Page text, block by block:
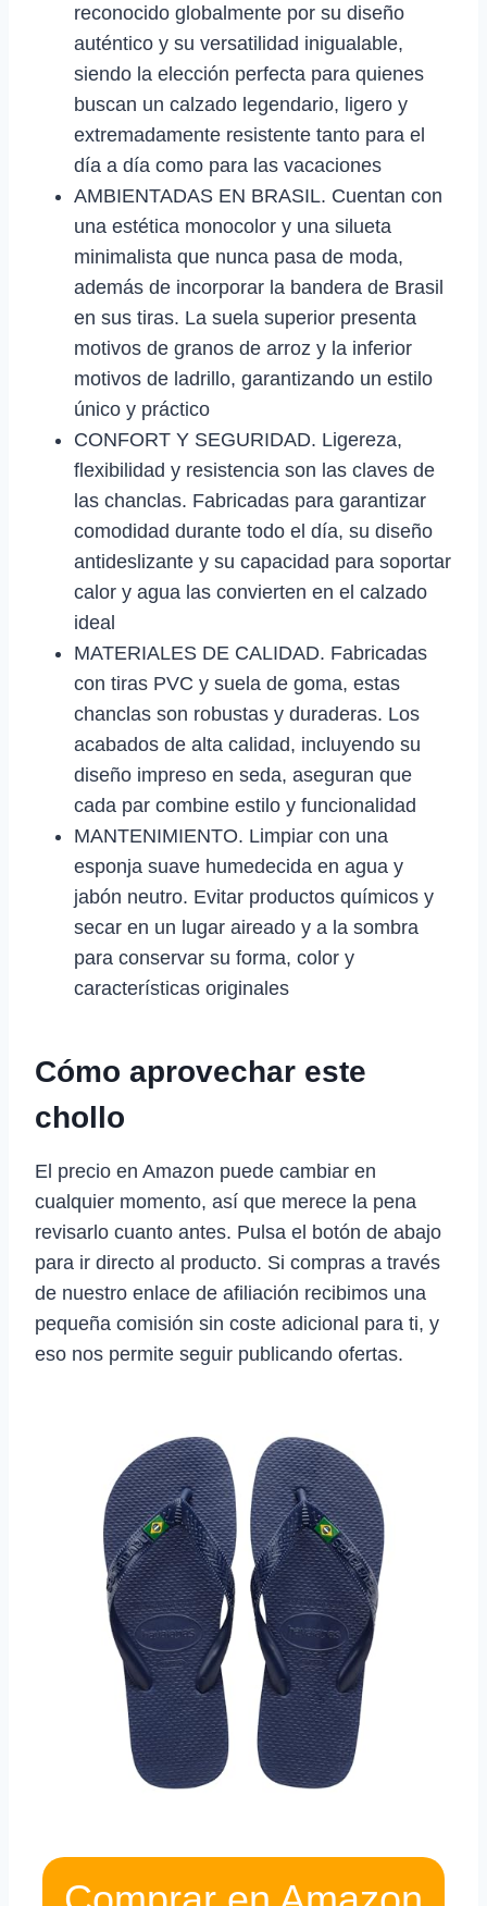
reconocido globalmente por su diseño
auténtico y su versatilidad inigualable,
siendo la elección perfecta para quienes
buscan un calzado legendario, ligero y
extremadamente resistente tanto para el
día a día como para las vacaciones
AMBIENTADAS EN BRASIL. Cuentan con
una estética monocolor y una silueta
minimalista que nunca pasa de moda,
además de incorporar la bandera de Brasil
en sus tiras. La suela superior presenta
motivos de granos de arroz y la inferior
motivos de ladrillo, garantizando un estilo
único y práctico
CONFORT Y SEGURIDAD. Ligereza,
flexibilidad y resistencia son las claves de
las chanclas. Fabricadas para garantizar
comodidad durante todo el día, su diseño
antideslizante y su capacidad para soportar
calor y agua las convierten en el calzado
ideal
MATERIALES DE CALIDAD. Fabricadas
con tiras PVC y suela de goma, estas
chanclas son robustas y duraderas. Los
acabados de alta calidad, incluyendo su
diseño impreso en seda, aseguran que
cada par combine estilo y funcionalidad
MANTENIMIENTO. Limpiar con una
esponja suave humedecida en agua y
jabón neutro. Evitar productos químicos y
secar en un lugar aireado y a la sombra
para conservar su forma, color y
características originales
Cómo aprovechar este
chollo
El precio en Amazon puede cambiar en
cualquier momento, así que merece la pena
revisarlo cuanto antes. Pulsa el botón de abajo
para ir directo al producto. Si compras a través
de nuestro enlace de afiliación recibimos una
pequeña comisión sin coste adicional para ti, y
eso nos permite seguir publicando ofertas.